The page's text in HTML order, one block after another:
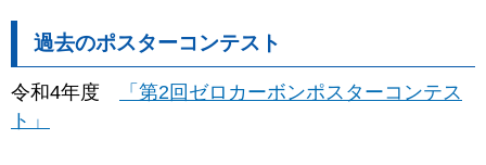
過去のポスターコンテスト
令和4年度
「第2回ゼロカーボンポスターコンテス
ト」